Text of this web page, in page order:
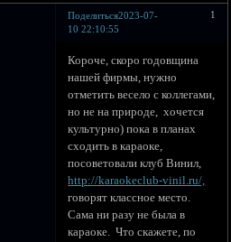
Поделиться 1
2023-07-
10 22:10:55
Короче, скоро годовщина
нашей фирмы, нужно
отметить весело с коллегами,
но не на природе, хочется
культурно) пока в планах
сходить в караоке,
посоветовали клуб Винил,
http://karaokeclub-vinil.ru/,
говорят классное место.
Сама ни разу не была в
караоке. Что скажете, по